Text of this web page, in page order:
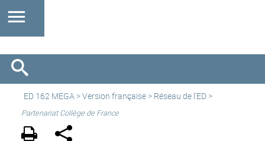
ED 162 MEGA >Version française > Réseau de l'ED >
Partenariat Collège de France